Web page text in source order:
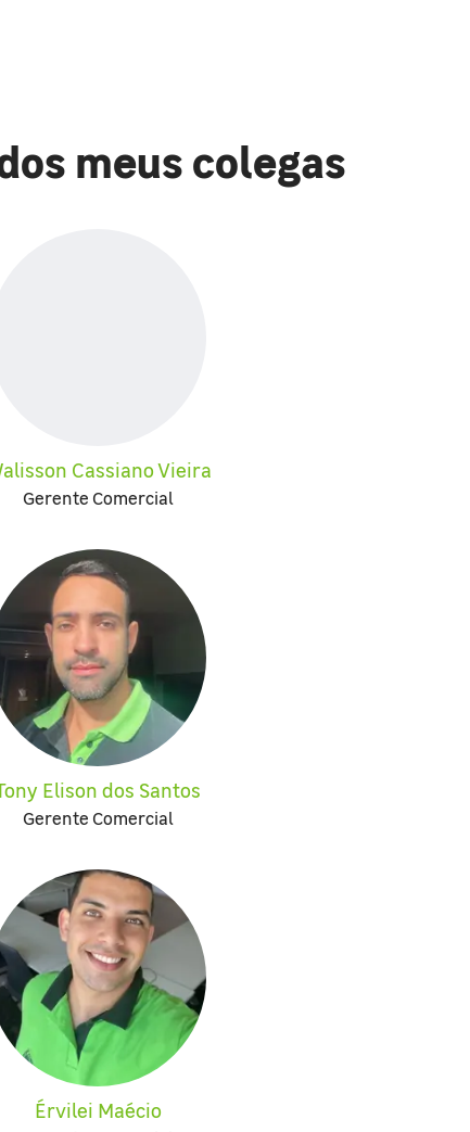
meus colegas
Cassiano Vieira
Gerente Comercial
Elison dos Santos
Gerente Comercial
Érvilei Maécio